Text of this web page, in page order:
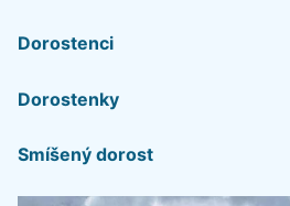
Dorostenci
Dorostenky
Smíšený dorost